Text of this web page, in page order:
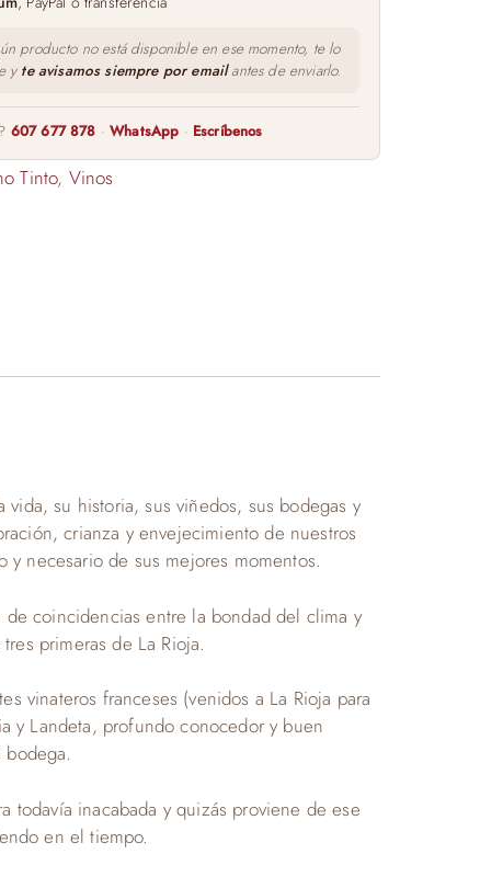
producto no está disponible en ese momento, te lo
y te avisamos siempre por emailantes de enviarlo.
607 677 878 ·WhatsApp · Escríbenos
Tinto, Vinos
su historia, sus viñedos, sus bodegas y
crianza y envejecimiento de nuestros
necesario de sus mejores momentos.
coincidencias entre la bondad del clima y
primeras de La Rioja.
vinateros franceses (venidos a La Rioja para
y Landeta, profundo conocedor y buen
todavía inacabada y quizás proviene de ese
en el tiempo.